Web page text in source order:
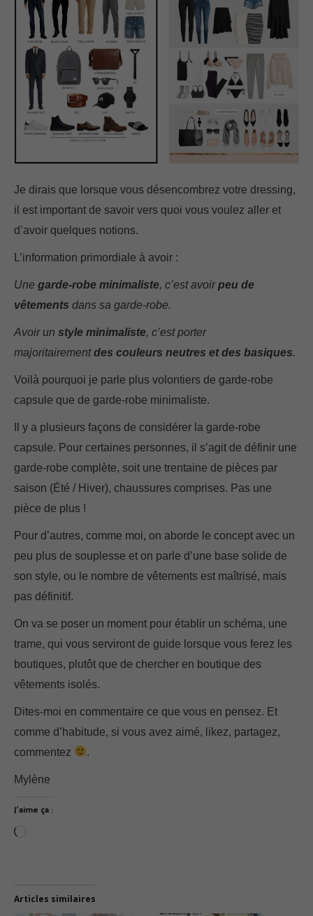
Je dirais que lorsque vous désencombrez votre dressing,
il est important de savoir vers quoi vous voulez aller et
d’avoir quelques notions.
L’information primordiale à avoir :
Une garde-robe minimaliste, c’est avoirpeu de
vêtements dans sa garde-robe.
Avoir un style minimaliste, c’est porter
majoritairementdes couleurs neutres et des basiques.
Voilà pourquoi je parle plus volontiers de garde-robe
capsule que de garde-robe minimaliste.
Il y a plusieurs façons de considérer la garde-robe
capsule. Pour certaines personnes, il s’agit de définir une
garde-robe complète, soit une trentaine de pièces par
saison (Été / Hiver), chaussures comprises. Pas une
pièce de plus !
Pour d’autres, comme moi, on aborde le concept avec un
peu plus de souplesse et on parle d’une base solide de
son style, ou le nombre de vêtements est maîtrisé, mais
pas définitif.
On va se poser un moment pour établir un schéma, une
trame, qui vous serviront de guide lorsque vous ferez les
boutiques, plutôt que de chercher en boutique des
vêtements isolés.
Dites-moi en commentaire ce que vous en pensez. Et
comme d’habitude, si vous avez aimé, likez, partagez,
commentez
.
Mylène
J’aime ça :
Articles similaires